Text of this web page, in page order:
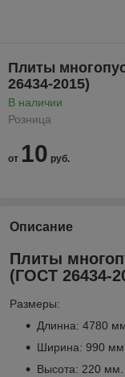
Плиты
26434-2015)
В наличии
Розница
от 10 руб.
Описание
Плиты
(ГОСТ 26434-
Размеры:
Длинна: 4780
Ширина: 990
Высота: 220 мм.